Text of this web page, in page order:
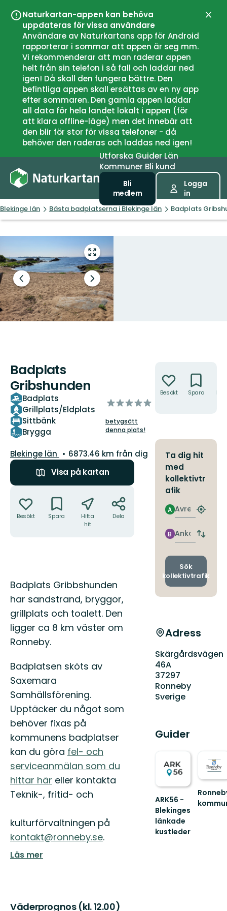
Naturkartan-appen kan behöva
uppdateras för vissa användare
Användare av Naturkartans app för Android
rapporterar i sommar att appen är seg mm.
Vi rekommenderar att man raderar appen
helt från sin telefon i så fall och laddar ned
igen! Då skall den fungera bättre. Den
befintliga appen skall ersättas av en ny app
efter sommaren. Den gamla appen laddar
all data för hela landet lokalt i appen (för
att klara offline-läge) men det innebär att
den blir för stor för vissa telefoner - då
behöver den raderas och laddas ned igen!
UtforskaGuiderLän
Kommuner Bli kund
Bli
medlem
Logga
in
Blekinge län Bästa badplatserna i Blekinge län Badplats
Gå
till
helskärmsläge
Föregående
bild
Nästa
bildspel
Badplats
Gribshunden
Badplats
Grillplats/Eldplats
Sittbänk
Brygga
av
stjärnor
betygsätt
denna plats!
Län:
Blekinge län
6873.46 km från dig
Visa på kartan
Besökt Spara
Hitta
hit
Dela
Beskrivning
Badplats Gribbshunden
har sandstrand, bryggor,
grillplats och toalett. Den
ligger ca 8 km väster om
Ronneby.
Badplatsen sköts av
Saxemara
Samhällsförening.
Upptäcker du något som
behöver fixas på
kommunens badplatser
kan du göra fel- och
serviceanmälan som du
hittar här eller kontakta
Teknik-, fritid- och
kulturförvaltningen på
kontakt@ronneby.se.
Läs mer
Väderprognos (kl. 12.00)
Besökt Spara
Ta dig hit
med
kollektivtr
afik
Avresa
A
Hitta
Ankomst
B
Byt
och
Sök
kollektivtrafik
Adress
Skärgårdsvägen
46A
37297
Ronneby
Sverige
Guider
ARK56 -
Blekinges
länkade
kustleder